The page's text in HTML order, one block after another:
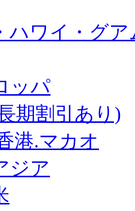
ハワイ・グア
ッパ
期割引あり)
港.マカオ
ジア